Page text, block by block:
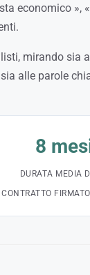
economico »,
mirando sia
alle parole
8
DURATA MEDIA
CONTRATTO